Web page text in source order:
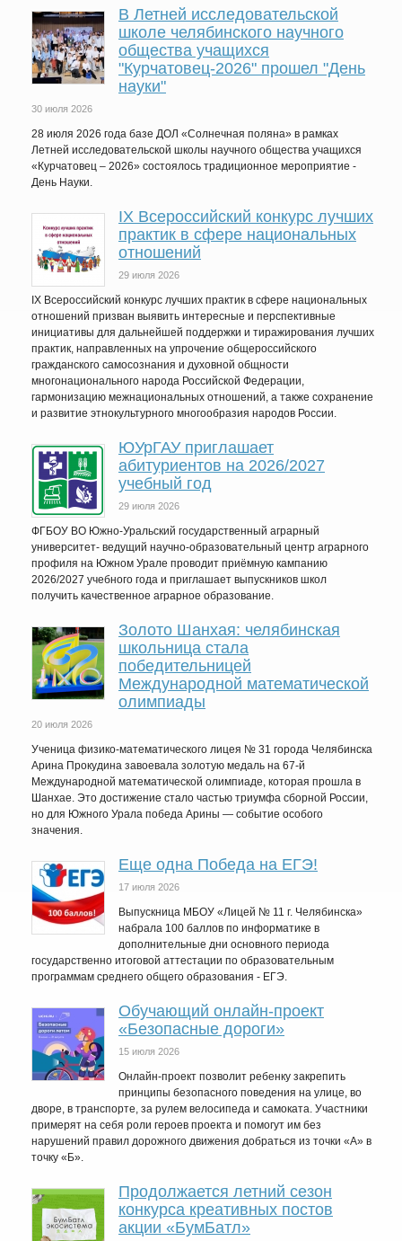
В Летней исследовательской
школе челябинского научного
общества учащихся
"Курчатовец-2026" прошел "День
науки"
30 июля 2026
28 июля 2026 года базе ДОЛ «Солнечная поляна» в рамках
Летней исследовательской школы научного общества учащихся
«Курчатовец – 2026» состоялось традиционное мероприятие -
День Науки.
IХ Всероссийский конкурс лучших
практик в сфере национальных
отношений
29 июля 2026
IX Всероссийский конкурс лучших практик в сфере национальных
отношений призван выявить интересные и перспективные
инициативы для дальнейшей поддержки и тиражирования лучших
практик, направленных на упрочение общероссийского
гражданского самосознания и духовной общности
многонационального народа Российской Федерации,
гармонизацию межнациональных отношений, а также сохранение
и развитие этнокультурного многообразия народов России.
ЮУрГАУ приглашает
абитуриентов на 2026/2027
учебный год
29 июля 2026
ФГБОУ ВО Южно-Уральский государственный аграрный
университет- ведущий научно-образовательный центр аграрного
профиля на Южном Урале проводит приёмную кампанию
2026/2027 учебного года и приглашает выпускников школ
получить качественное аграрное образование.
Золото Шанхая: челябинская
школьница стала
победительницей
Международной математической
олимпиады
20 июля 2026
Ученица физико-математического лицея № 31 города Челябинска
Арина Прокудина завоевала золотую медаль на 67-й
Международной математической олимпиаде, которая прошла в
Шанхае. Это достижение стало частью триумфа сборной России,
но для Южного Урала победа Арины — событие особого
значения.
Еще одна Победа на ЕГЭ!
17 июля 2026
Выпускница МБОУ «Лицей № 11 г. Челябинска»
набрала 100 баллов по информатике в
дополнительные дни основного периода
государственно итоговой аттестации по образовательным
программам среднего общего образования - ЕГЭ.
Обучающий онлайн-проект
«Безопасные дороги»
15 июля 2026
Онлайн-проект позволит ребенку закрепить
принципы безопасного поведения на улице, во
дворе, в транспорте, за рулем велосипеда и самоката. Участники
примерят на себя роли героев проекта и помогут им без
нарушений правил дорожного движения добраться из точки «А» в
точку «Б».
Продолжается летний сезон
конкурса креативных постов
акции «БумБатл»